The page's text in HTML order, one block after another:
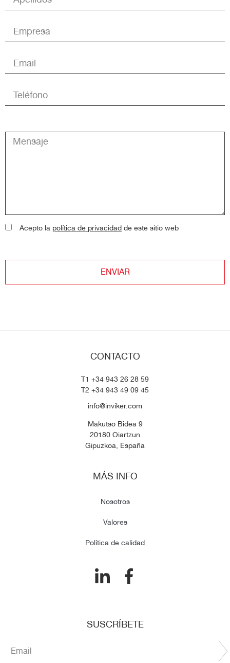
Acepto la política de privacidad de este sitio web
ENVIAR
CONTACTO
T1 +34 943 26 28 59
T2 +34 943 49 09 45
info@inviker.com
Makutso Bidea 9
20180 Oiartzun
Gipuzkoa, España
MÁS INFO
Nosotros
Valores
Política de calidad
SUSCRÍBETE